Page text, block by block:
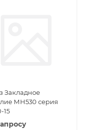
Закладное
МН530 серия
15